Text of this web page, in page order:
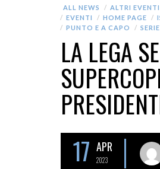
ALL NEWS ALTRI EVENTI
EVENTI
HOME PAGE
PUNTO E A CAPO
LA LEGA
17 APR
2023